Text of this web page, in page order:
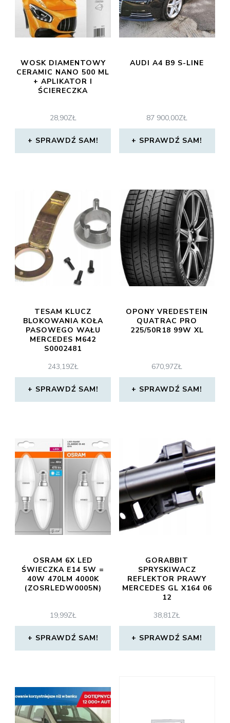
WOSK DIAMENTOWY
CERAMIC NANO 500 ML
+ APLIKATOR I
ŚCIERECZKA
28,90ZŁ
SPRAWDŹ SAM!
AUDI A4 B9 S-LINE
87 900,00ZŁ
SPRAWDŹ SAM!
TESAM KLUCZ
BLOKOWANIA KOŁA
PASOWEGO WAŁU
MERCEDES M642
S0002481
243,19ZŁ
SPRAWDŹ SAM!
OPONY VREDESTEIN
QUATRAC PRO
225/50R18 99W XL
670,97ZŁ
SPRAWDŹ SAM!
OSRAM 6X LED
ŚWIECZKA E14 5W =
40W 470LM 4000K
(ZOSRLEDW0005N)
19,99ZŁ
SPRAWDŹ SAM!
GORABBIT
SPRYSKIWACZ
REFLEKTOR PRAWY
MERCEDES GL X164 06
12
38,81ZŁ
SPRAWDŹ SAM!